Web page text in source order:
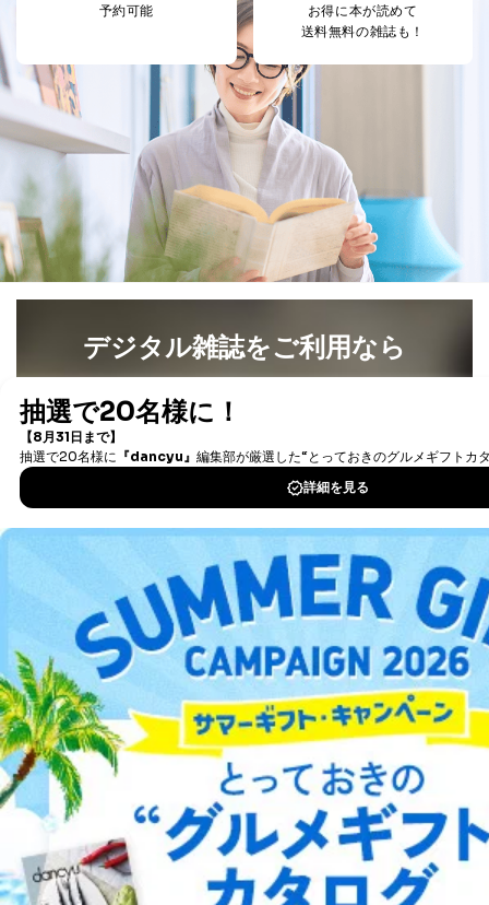
予約可能
お得に本が読めて
送料無料の雑誌も！
デジタル雑誌をご利用なら
書籍）が無料で読み放題！
DOWNLOAD FOR IOS
DOWNLOAD FOR ANDROID
ご利用方法はこちら
総合案内
アフィリエイト 採用情報
プレスリリース お問い合わせ
利用規約プライバシーポリシー 特定商取引法に基づく表示
出版社の皆様へ
投資家の皆様へサイトマップ